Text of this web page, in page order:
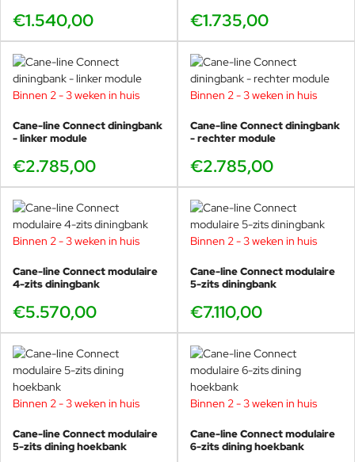
€1.540,00 €1.735,00
Binnen 2 - 3 weken in huis
Cane-line Connect diningbank
- linker module
€2.785,00
Binnen 2 - 3 weken in huis
Cane-line Connect diningbank
- rechter module
€2.785,00
Binnen 2 - 3 weken in huis
Cane-line Connect modulaire
4-zits diningbank
€5.570,00
Binnen 2 - 3 weken in huis
Cane-line Connect modulaire
5-zits diningbank
€7.110,00
Binnen 2 - 3 weken in huis
Cane-line Connect modulaire
5-zits dining hoekbank
Binnen 2 - 3 weken in huis
Cane-line Connect modulaire
6-zits dining hoekbank